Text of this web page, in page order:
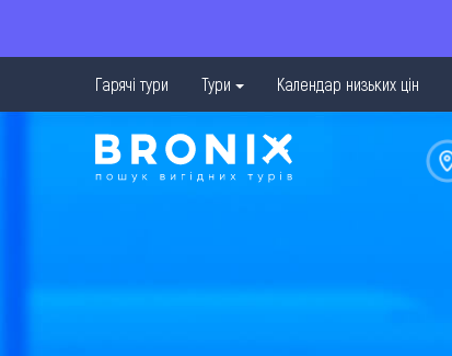
Гарячі тури Тури Календар низьких цін